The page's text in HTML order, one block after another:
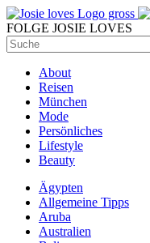
FOLGE JOSIE LOVES
About
Reisen
München
Mode
Persönliches
Lifestyle
Beauty
Ägypten
Allgemeine Tipps
Aruba
Australien